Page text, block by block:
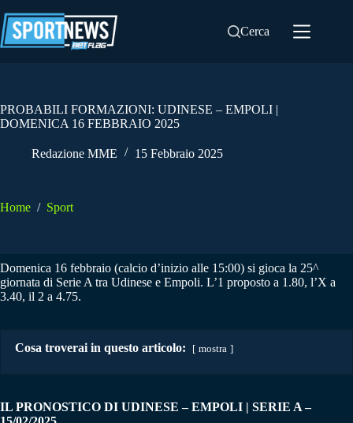
al
contenuto
Cerca
PROBABILI FORMAZIONI: UDINESE – EMPOLI |
DOMENICA 16 FEBBRAIO 2025
Redazione MME 15 Febbraio 2025
Home / Sport
Domenica 16 febbraio (calcio d’inizio alle 15:00) si gioca la 25^
giornata di Serie A tra Udinese e Empoli. L’1 proposto a 1.80, l’X a
3.40, il 2 a 4.75.
Cosa troverai in questo articolo: mostra
IL PRONOSTICO DI UDINESE – EMPOLI | SERIE A –